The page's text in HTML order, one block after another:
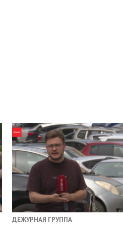
ДЕЖУРНАЯ ГРУППА